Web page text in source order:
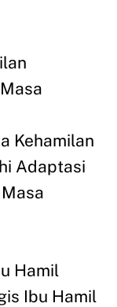
Kehamilan
Adaptasi
Hamil
Ibu Hamil